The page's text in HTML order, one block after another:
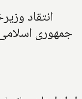
انتقاد
جمهوری